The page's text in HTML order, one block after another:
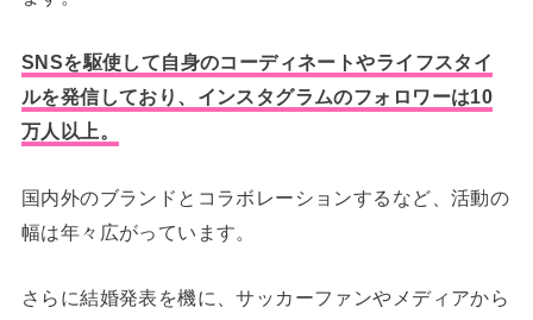
SNSを駆使して自身のコーディネートやライフスタイ
ルを発信しており、インスタグラムのフォロワーは10
万人以上。
国内外のブランドとコラボレーションするなど、活動の
幅は年々広がっています。
さらに結婚発表を機に、サッカーファンやメディアから